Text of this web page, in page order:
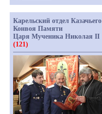
Карельский отдел Казачьего
Конвоя Памяти
Царя Мученика Николая II
(121)